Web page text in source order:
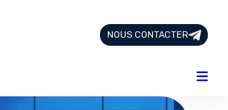
NOUS CONTACTER